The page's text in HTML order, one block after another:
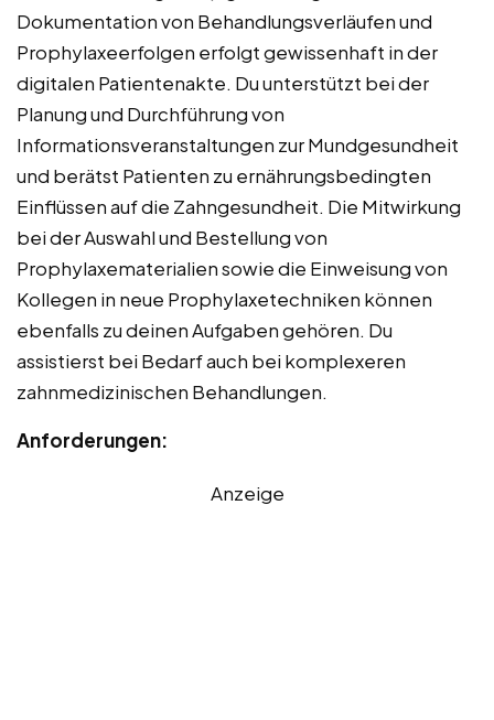
Dokumentation von Behandlungsverläufen und
Prophylaxeerfolgen erfolgt gewissenhaft in der
digitalen Patientenakte. Du unterstützt bei der
Planung und Durchführung von
Informationsveranstaltungen zur Mundgesundheit
und berätst Patienten zu ernährungsbedingten
Einflüssen auf die Zahngesundheit. Die Mitwirkung
bei der Auswahl und Bestellung von
Prophylaxematerialien sowie die Einweisung von
Kollegen in neue Prophylaxetechniken können
ebenfalls zu deinen Aufgaben gehören. Du
assistierst bei Bedarf auch bei komplexeren
zahnmedizinischen Behandlungen.
Anforderungen:
Anzeige